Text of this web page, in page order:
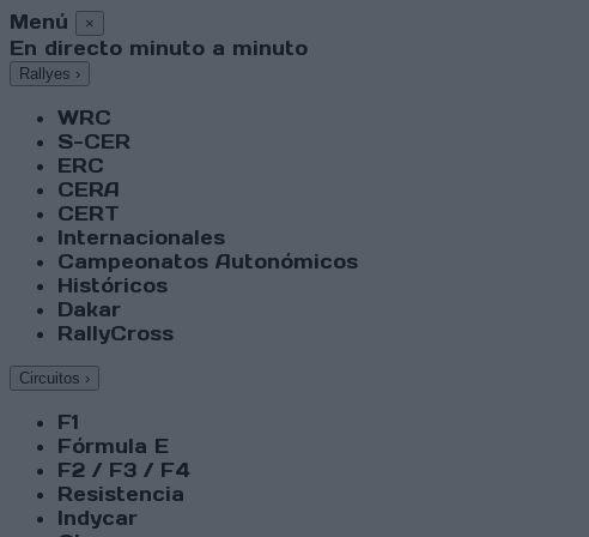
Menú ×
En directo minuto a minuto
Rallyes ›
WRC
S-CER
ERC
CERA
CERT
Internacionales
Campeonatos Autonómicos
Históricos
Dakar
RallyCross
Circuitos ›
F1
Fórmula E
F2 / F3 / F4
Resistencia
Indycar